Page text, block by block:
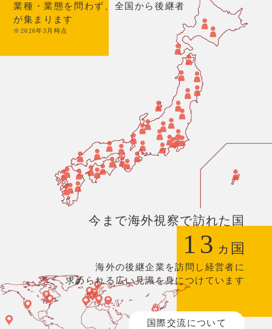
業種・業態を問わず、全国から後継者
が集まります
※2026年3月時点
今まで海外視察で訪れた国
13 ヵ国
海外の後継企業を訪問し経営者に
求められる広い見識を身につけています
国際交流について